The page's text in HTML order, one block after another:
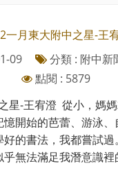
一月東大附中之星-王
09
分類 : 附中新
點閱 : 5879
星-王宥澄 從小，媽
開始的芭蕾、游泳、
的書法，我都嘗試
乎無法滿足我潛意識裡